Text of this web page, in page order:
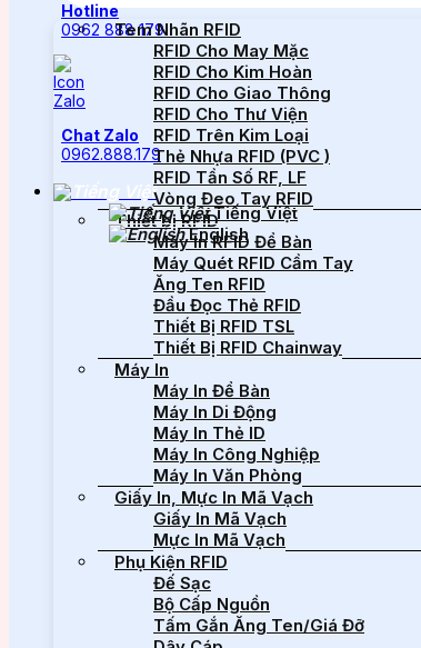
Hotline
0962 888 179
Chat Zalo
0962.888.179
Tiếng Việt
English
Tem Nhãn RFID
RFID Cho May Mặc
RFID Cho Kim Hoàn
RFID Cho Giao Thông
RFID Cho Thư Viện
RFID Trên Kim Loại
Thẻ Nhựa RFID (PVC )
RFID Tần Số RF, LF
Vòng Đeo Tay RFID
Thiết bị RFID
Máy In RFID Để Bàn
Máy Quét RFID Cầm Tay
Ăng Ten RFID
Đầu Đọc Thẻ RFID
Thiết Bị RFID TSL
Thiết Bị RFID Chainway
Máy In
Máy In Để Bàn
Máy In Di Động
Máy In Thẻ ID
Máy In Công Nghiệp
Máy In Văn Phòng
Giấy In, Mực In Mã Vạch
Giấy In Mã Vạch
Mực In Mã Vạch
Phụ Kiện RFID
Đế Sạc
Bộ Cấp Nguồn
Tấm Gắn Ăng Ten/Giá Đỡ